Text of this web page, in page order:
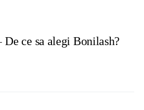
De ce sa alegi Bonilash?